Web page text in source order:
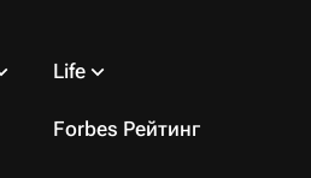
Life
Forbes Рейтинг